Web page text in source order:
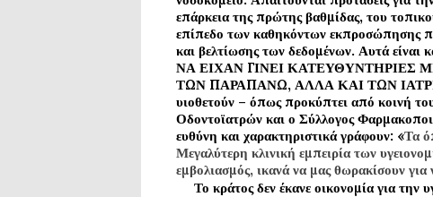
επάρκεια της πρώτης βαθμίδας, του
επίπεδο των καθηκόντων εκπροσώπησης
και βελτίωσης των δεδομένων. Αυτά
ΝΑ ΕΙΧΑΝ ΓΙΝΕΙ ΚΑΤΕΥΘΥΝΤΗΡΙΕΣ
ΤΩΝ ΠΑΡΑΠΑΝΩ, ΑΛΛΑ ΚΑΙ ΤΩΝ
υιοθετούν – όπως προκύπτει από κοινή
Οδοντοϊατρών και ο Σύλλογος
ευθύνη και χαρακτηριστικά γράφουν: «Τα
Μεγαλύτερη κλινική εμπειρία των
εμβολιασμός, ικανά να μας θωρακίσουν
Το κράτος δεν έκανε οικονομία για την